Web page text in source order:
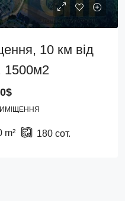
10 км від
1500м2
m² 180 сот.